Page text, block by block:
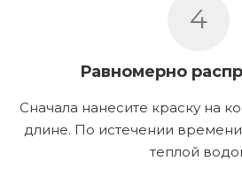
4
Равномерно
Сначала нанесите краску на
длине. По истечении
теплой